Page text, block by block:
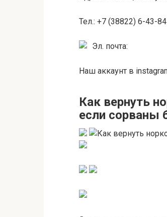
Тел.: +7 (38822) 6-43-84
Эл. почта:
Наш аккаунт в
Как вернуть
если сорваны